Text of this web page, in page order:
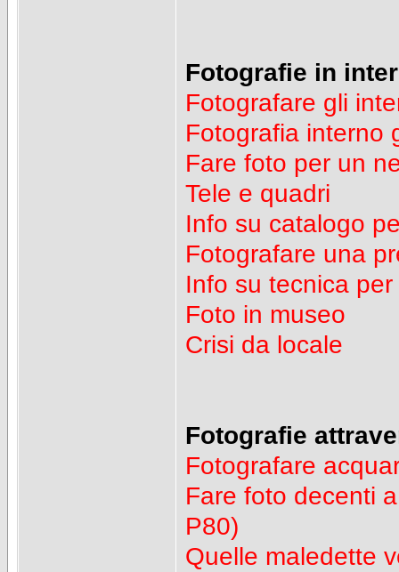
Fotografie in
Fotografare gli
Fotografia interno
Fare foto per un
Tele e quadri
Info su catalogo
Fotografare una
Info su tecnica
Foto in museo
Crisi da locale
Fotografie
Fotografare
Fare foto decenti
P80)
Quelle maledette